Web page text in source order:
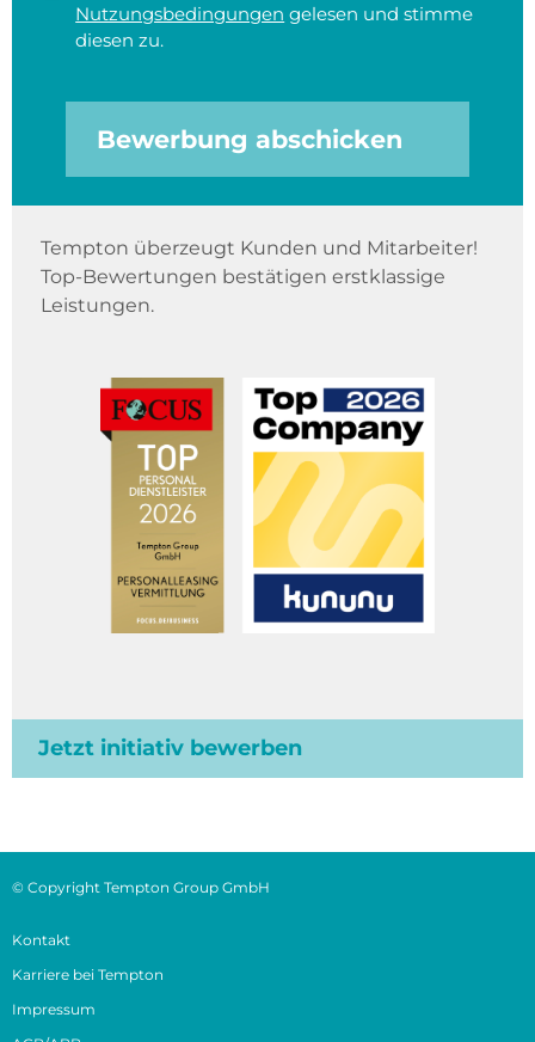
Nutzungsbedingungen gelesen und stimme
diesen zu.
Bewerbung abschicken
Tempton überzeugt Kunden und Mitarbeiter!
Top-Bewertungen bestätigen erstklassige
Leistungen.
Jetzt initiativ bewerben
© Copyright Tempton Group GmbH
Kontakt
Karriere bei Tempton
Impressum